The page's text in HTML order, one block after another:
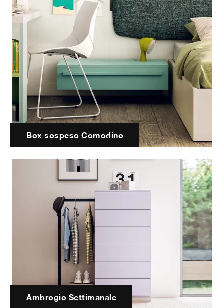
Box sospeso Comodino
Ambrogio Settimanale